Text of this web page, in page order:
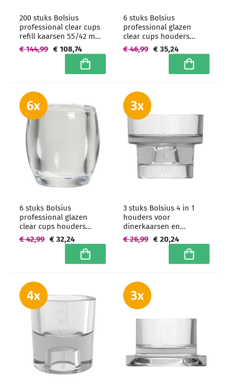
200 stuks Bolsius
professional clear cups
refill kaarsen 55/42 mm
(16 uur) Rood -
grootverpakking
€ 108,74
€ 144,99
In winkelwagen
6 stuks Bolsius
professional glazen
clear cups houders
ribbed 76/58/58 mm -
grootverpakking
€ 35,24
€ 46,99
In
6 stuks Bolsius
professional glazen
clear cups houders
ovaal 77/72 mm -
grootverpakking
€ 32,24
€ 42,99
In winkelwagen
3 stuks Bolsius 4 in 1
houders voor
dinerkaarsen en
theelichtjes 40/58 mm -
grootverpakking
€ 20,24
€ 26,99
In